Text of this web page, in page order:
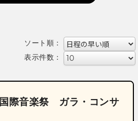
ソート順：
表示件数：
際音楽祭 ガラ・コンサ